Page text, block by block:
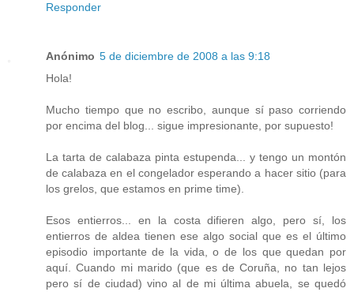
Responder
Anónimo 5 de diciembre de 2008 a las 9:18
Hola!
Mucho tiempo que no escribo, aunque sí paso corriendo
por encima del blog... sigue impresionante, por supuesto!
La tarta de calabaza pinta estupenda... y tengo un montón
de calabaza en el congelador esperando a hacer sitio (para
los grelos, que estamos en prime time).
Esos entierros... en la costa difieren algo, pero sí, los
entierros de aldea tienen ese algo social que es el último
episodio importante de la vida, o de los que quedan por
aquí. Cuando mi marido (que es de Coruña, no tan lejos
pero sí de ciudad) vino al de mi última abuela, se quedó